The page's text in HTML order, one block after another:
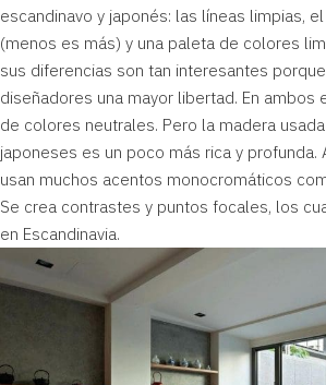
escandinavo y japonés: las líneas limpias,
(menos es más) y una paleta de colores
sus diferencias son tan interesantes
diseñadores una mayor libertad. En ambos
de colores neutrales. Pero la madera
japoneses es un poco más rica y profunda.
usan muchos acentos monocromáticos
Se crea contrastes y puntos focales, los
en Escandinavia.